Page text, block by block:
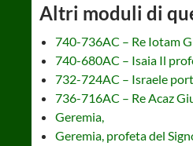
Altri moduli di
740-736AC – Re Iotam
740-680AC – Isaia Il
732-724AC – Israele
736-716AC – Re Acaz
Geremia,
Geremia, profeta del